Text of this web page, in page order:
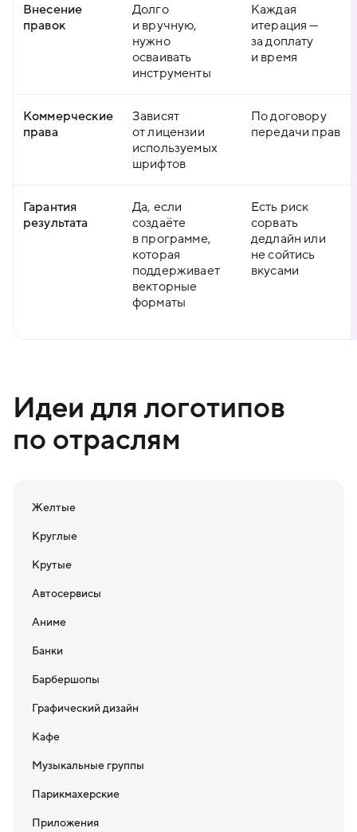
Внесение
правок
Долго
и вручную,
нужно
осваивать
инструменты
Каждая
итерация —
за доплату
и время
Коммерческие
права
Зависят
от лицензии
используемых
шрифтов
По договору
передачи прав
Гарантия
результата
Да, если
создаёте
в программе,
которая
поддерживает
векторные
форматы
Есть риск
сорвать
дедлайн или
не сойтись
вкусами
Идеи для логотипов
по отраслям
Желтые
Круглые
Крутые
Автосервисы
Аниме
Банки
Барбершопы
Графический дизайн
Кафе
Музыкальные группы
Парикмахерские
Приложения